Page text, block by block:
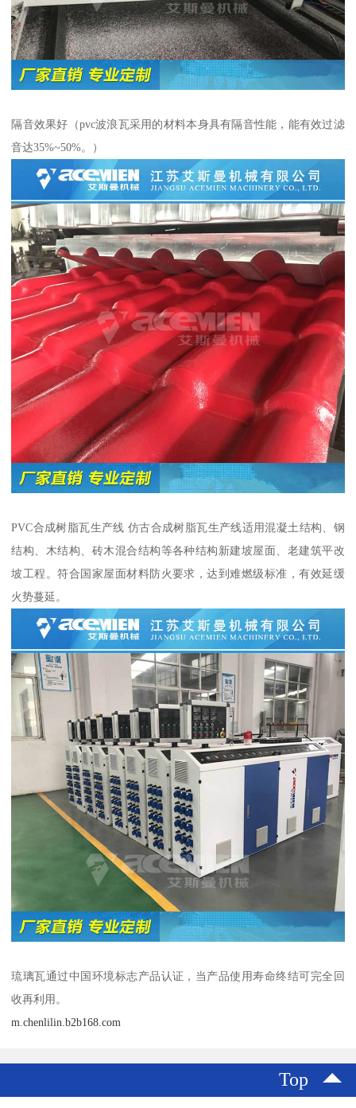
隔音效果好（pvc波浪瓦采用的材料本身具有隔音性能，能有效过滤
音达35%~50%。）
PVC合成树脂瓦生产线 仿古合成树脂瓦生产线适用混凝土结构、钢
结构、木结构、砖木混合结构等各种结构新建坡屋面、老建筑平改
坡工程。符合国家屋面材料防火要求，达到难燃级标准，有效延缓
火势蔓延。
琉璃瓦通过中国环境标志产品认证，当产品使用寿命终结可完全回
收再利用。
m.chenlilin.b2b168.com
Top